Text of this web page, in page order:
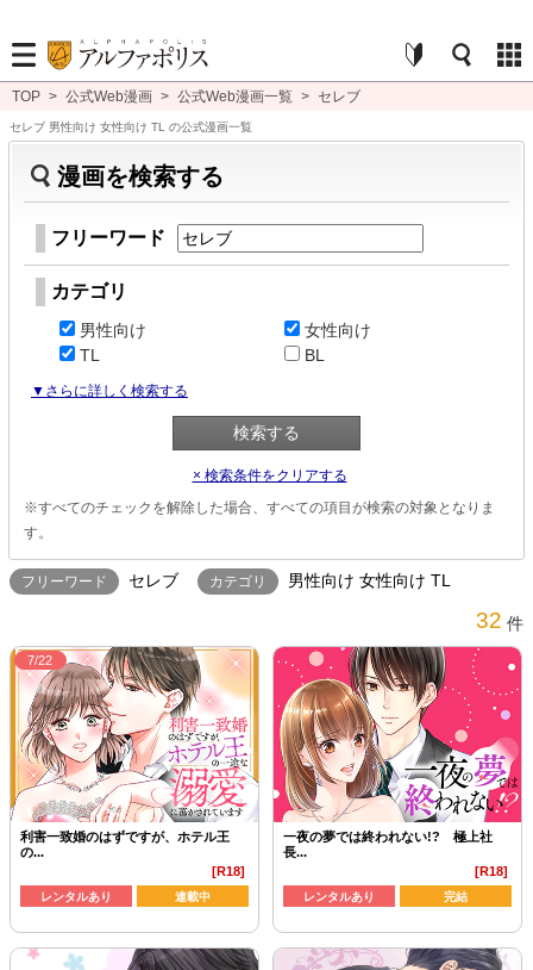
TOP > 公式Web漫画 > 公式Web漫画一覧 > セレブ
セレブ 男性向け 女性向け TL の公式漫画一覧
漫画を検索する
フリーワード
カテゴリ
男性向け
女性向け
TL
BL
▼さらに詳しく検索する
× 検索条件をクリアする
※すべてのチェックを解除した場合、すべての項目が検索の対象となりま
す。
フリーワード セレブ カテゴリ 男性向け 女性向け TL
32 件
7/22
利害一致婚のはずですが、ホテル王
の...
[R18]
レンタルあり 連載中
一夜の夢では終われない!? 極上社
長...
[R18]
レンタルあり 完結